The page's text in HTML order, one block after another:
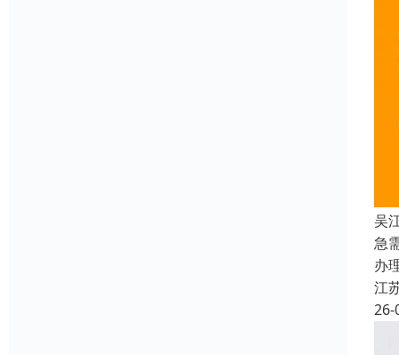
吴
急
办
江
26-